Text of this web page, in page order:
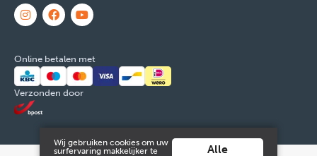
Online betalen met
Verzonden door
Wij gebruiken cookies om uw
surfervaring makkelijker te
Alle